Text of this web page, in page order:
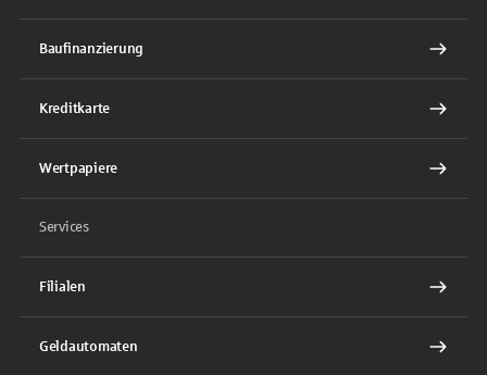
Baufinanzierung
Kreditkarte
Wertpapiere
Services
Filialen
Geldautomaten